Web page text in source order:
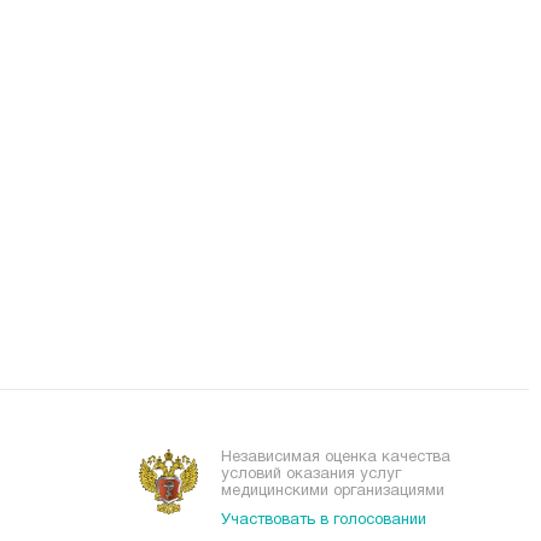
Независимая оценка качества
условий оказания услуг
медицинскими организациями
Участвовать в голосовании